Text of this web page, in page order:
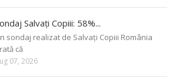
Salvați Copiii: 58%...
sondaj realizat de Salvați Copiii România
că
07, 2026